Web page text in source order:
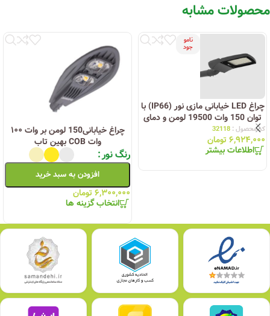
محصولات مشابه
نامو
جود
چراغ LED خيابانی مازی نور (IP66) با
توان 150 وات 19500 لومن و دمای
رنگ نور 3000 كلوين – بدنه طوسی
-مدل
کد محصول : 32118
۶,۹۲۴,۰۰۰تومان
اطلاعات بیشتر
چراغ خیابانی150 لومن بر وات ۱۰۰
وات COB بهین تاب
رنگ نور
افزودن به سبد خرید
۶,۳۰۰,۰۰۰تومان
انتخاب گزینه ها